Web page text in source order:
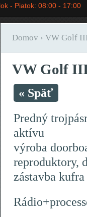
- Piatok: 08:00 - 17:00
Nachádzate sa
Domov › VW Golf
VW Golf
« Späť
Predný
aktívu
výroba
reproduktory,
zástavba kufra